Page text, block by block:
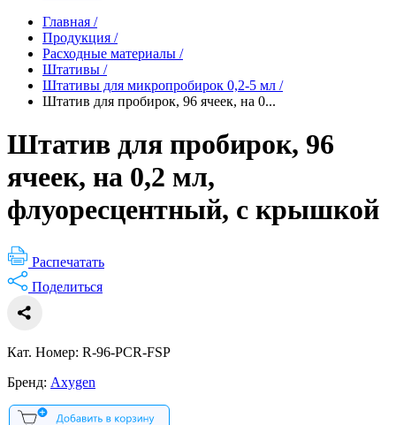
Главная /
Продукция /
Расходные материалы /
Штативы /
Штативы для микропробирок 0,2-5 мл /
Штатив для пробирок, 96 ячеек, на 0...
Штатив для пробирок, 96
ячеек, на 0,2 мл,
флуоресцентный, с крышкой
Распечатать
Поделиться
Кат. Номер: R-96-PCR-FSP
Бренд: Axygen